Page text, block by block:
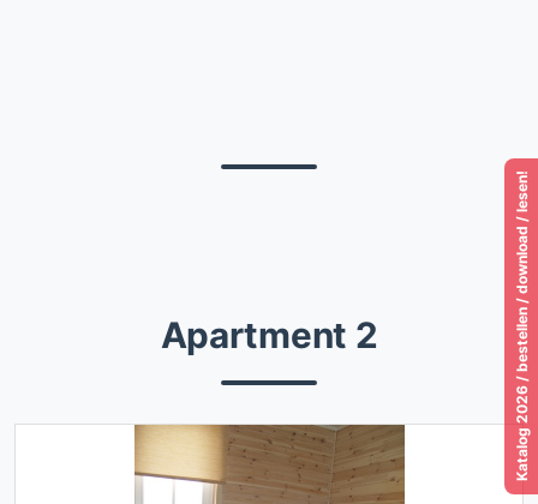
Katalog 2026 / bestellen / download / lesen!
Apartment 2